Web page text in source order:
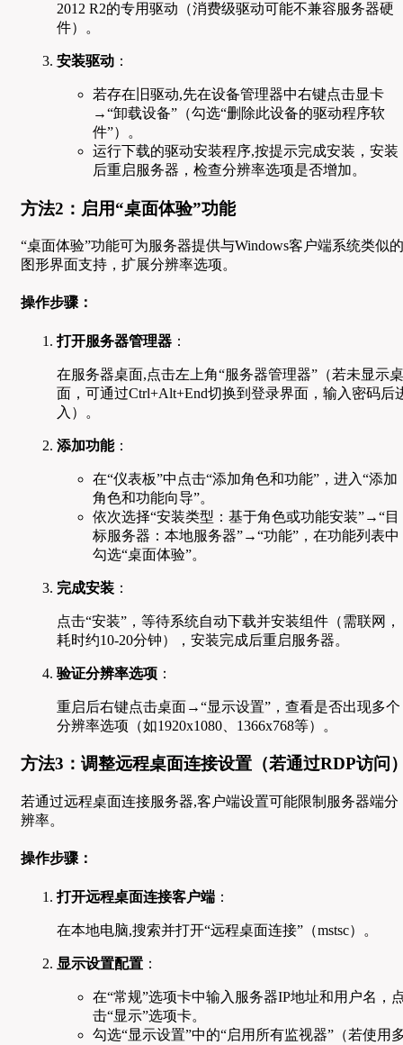
2012 R2的专用驱动（消费级驱动可能不兼容服务器硬
件）。
安装驱动 ：
若存在旧驱动,先在设备管理器中右键点击显卡
→“卸载设备”（勾选“删除此设备的驱动程序软
件”）。
运行下载的驱动安装程序,按提示完成安装，安装
后重启服务器，检查分辨率选项是否增加。
方法2：启用“桌面体验”功能
“桌面体验”功能可为服务器提供与Windows客户端系统类似的
图形界面支持，扩展分辨率选项。
操作步骤：
打开服务器管理器 ：
在服务器桌面,点击左上角“服务器管理器”（若未显示桌
面，可通过Ctrl+Alt+End切换到登录界面，输入密码后
入）。
添加功能：
在“仪表板”中点击“添加角色和功能”，进入“添加
角色和功能向导”。
依次选择“安装类型：基于角色或功能安装”→“目
标服务器：本地服务器”→“功能”，在功能列表中
勾选“桌面体验”。
完成安装 ：
点击“安装”，等待系统自动下载并安装组件（需联网，
耗时约10-20分钟），安装完成后重启服务器。
验证分辨率选项 ：
重启后右键点击桌面→“显示设置”，查看是否出现多个
分辨率选项（如1920x1080、1366x768等）。
方法3：调整远程桌面连接设置（若通过RDP访问
若通过远程桌面连接服务器,客户端设置可能限制服务器端分
辨率。
操作步骤：
打开远程桌面连接客户端 ：
在本地电脑,搜索并打开“远程桌面连接”（mstsc）。
显示设置配置 ：
在“常规”选项卡中输入服务器IP地址和用户名，
击“显示”选项卡。
勾选“显示设置”中的“启用所有监视器”（若使用